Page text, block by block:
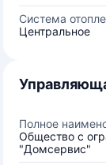
Система
Центральное
Полное
Общество с
"Домсервис"